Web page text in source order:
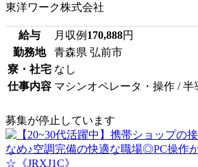
東洋ワーク株式会社
給与 月収例 170,888円
勤務地
青森県 弘前市
寮・社宅 なし
仕事内容 マシンオペレータ・操作 / 半
募集が停止しています